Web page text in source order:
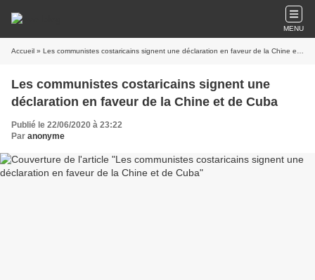
MENU
Accueil » Les communistes costaricains signent une déclaration en faveur de la Chine et de Cuba
Les communistes costaricains signent une
déclaration en faveur de la Chine et de Cuba
Publié le 22/06/2020 à 23:22
Par anonyme